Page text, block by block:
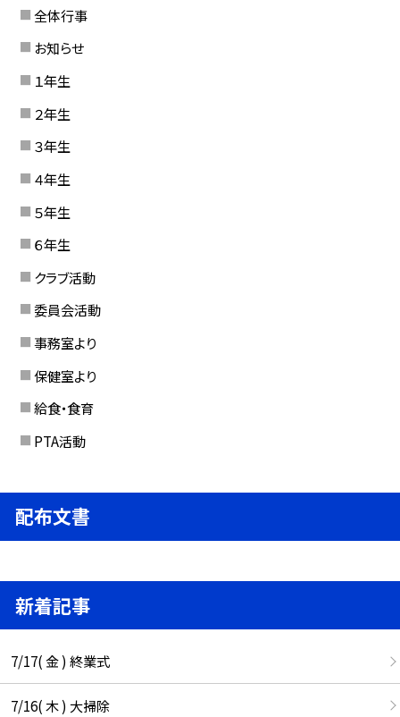
全体行事
お知らせ
１年生
２年生
３年生
４年生
５年生
６年生
クラブ活動
委員会活動
事務室より
保健室より
給食・食育
PTA活動
配布文書
新着記事
7/17( 金 ) 終業式
7/16( 木 ) 大掃除